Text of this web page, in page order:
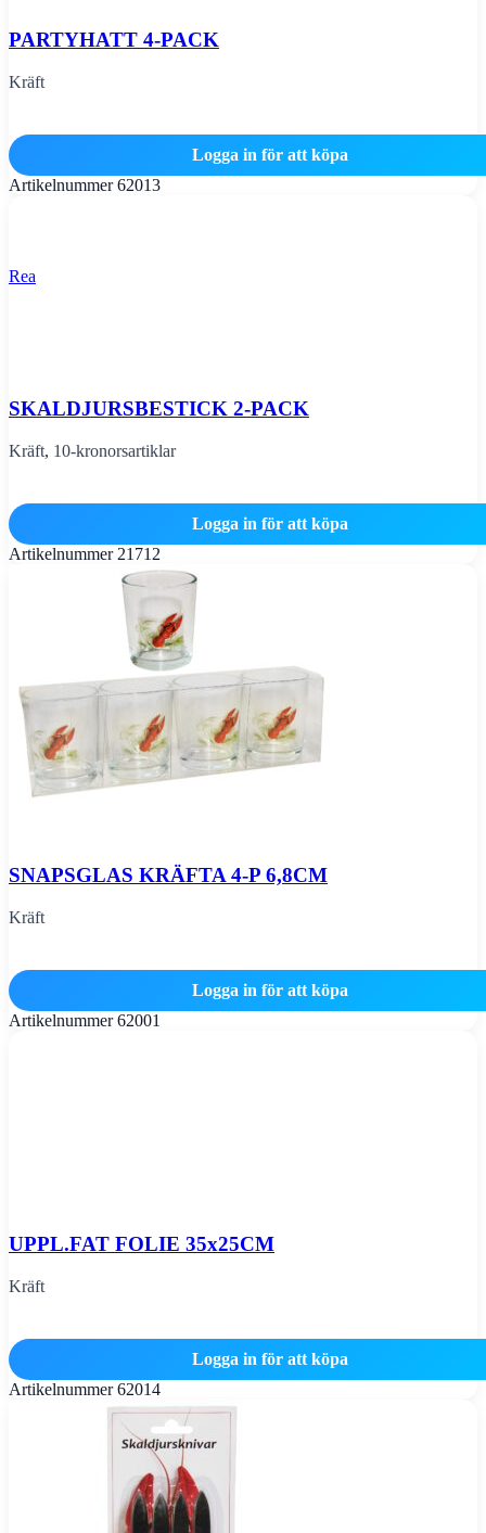
PARTYHATT 4-PACK
Kräft
Logga in för att köpa
Artikelnummer62013
Rea
SKALDJURSBESTICK 2-PACK
Kräft, 10-kronorsartiklar
Logga in för att köpa
Artikelnummer 21712
SNAPSGLAS KRÄFTA 4-P 6,8CM
Kräft
Logga in för att köpa
Artikelnummer62001
UPPL.FAT FOLIE 35x25CM
Kräft
Logga in för att köpa
Artikelnummer62014